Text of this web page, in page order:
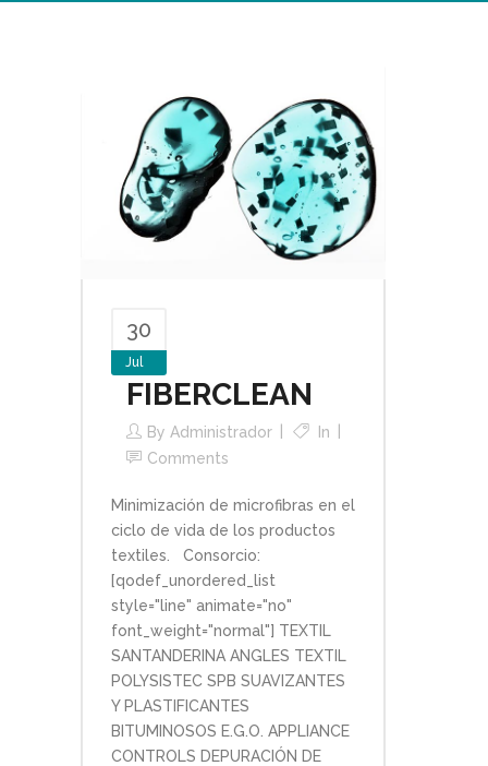
30
Jul
FIBERCLEAN
By Administrador
In
Comments
Minimización de microfibras en el
ciclo de vida de los productos
textiles. Consorcio:
[qodef_unordered_list
style="line" animate="no"
font_weight="normal"] TEXTIL
SANTANDERINA ANGLES TEXTIL
POLYSISTEC SPB SUAVIZANTES
Y PLASTIFICANTES
BITUMINOSOS E.G.O. APPLIANCE
CONTROLS DEPURACIÓN DE